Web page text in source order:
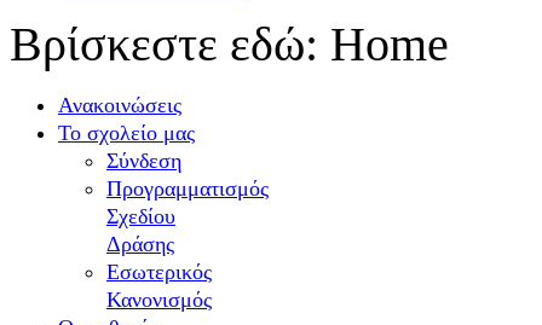
Βρίσκεστε εδώ: Home
Ανακοινώσεις
Το σχολείο μας
Σύνδεση
Προγραμματισμός
Σχεδίου
Δράσης
Εσωτερικός
Κανονισμός